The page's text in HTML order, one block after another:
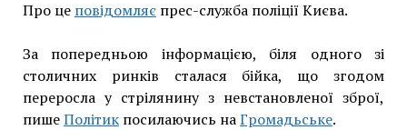
Про це повідомляєпрес-служба поліції Києва.
За попередньою інформацією, біля одного зі
столичних ринків сталася бійка, що згодом
переросла у стрілянину з невстановленої зброї,
пишеПолітикпосилаючись наГромадьське.